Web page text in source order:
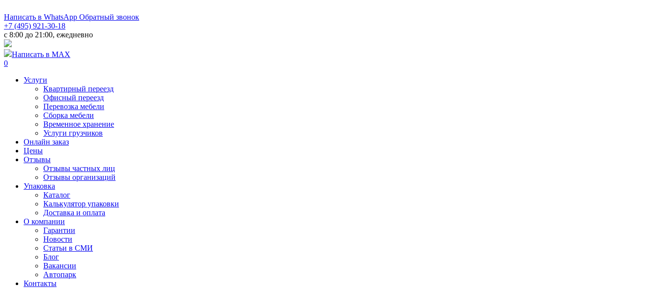
Написать в WhatsApp Обратный звонок
+7 (495) 921-30-18
c 8:00 до 21:00, ежедневно
Написать в MAX
0
Услуги
Квартирный переезд
Офисный переезд
Перевозка мебели
Сборка мебели
Временное хранение
Услуги грузчиков
Онлайн заказ
Цены
Отзывы
Отзывы частных лиц
Отзывы организаций
Упаковка
Каталог
Калькулятор упаковки
Доставка и оплата
О компании
Гарантии
Новости
Статьи в СМИ
Блог
Вакансии
Автопарк
Контакты